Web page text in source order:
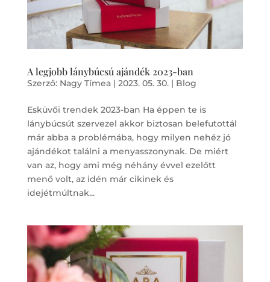
A legjobb lánybúcsú ajándék 2023-ban
Szerző: Nagy Tímea| 2023. 05. 30.| Blog
Esküvői trendek 2023-ban Ha éppen te is
lánybúcsút szervezel akkor biztosan belefutottál
már abba a problémába, hogy milyen nehéz jó
ajándékot találni a menyasszonynak. De miért
van az, hogy ami még néhány évvel ezelőtt
menő volt, az idén már cikinek és
idejétmúltnak...